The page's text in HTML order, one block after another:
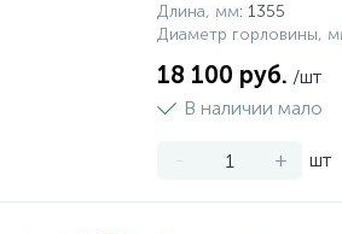
Длина, мм: 1355
Диаметр горловины,
18 100 руб. /шт
В наличии мало
- + шт